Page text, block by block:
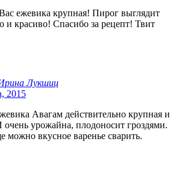
ежевика крупная! Пирог выглядит
и красиво! Спасибо за рецепт! Твит
Лукшиц
2015
Авагам действительно крупная и
очень урожайна, плодоносит гроздями.
можно вкусное варенье сварить.